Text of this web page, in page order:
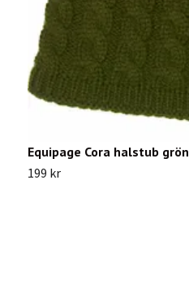
Equipage Cora halstub grön
199 kr